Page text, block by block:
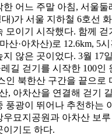
어느 주말 아침, 서울둘
)가 서울 지하철 6호선
모이기 시작했다. 함께 걷
산·아차산)로 12.6km, 5
지 않은 곳이었다. 3월 17
길 걷기를 시작한 100인
인 북한산 구간을 끝으로
, 아차산을 연결해 걷기
풍광이 뛰어나 추천하는
우묘지공원과 아차산 보
이기도 하다.